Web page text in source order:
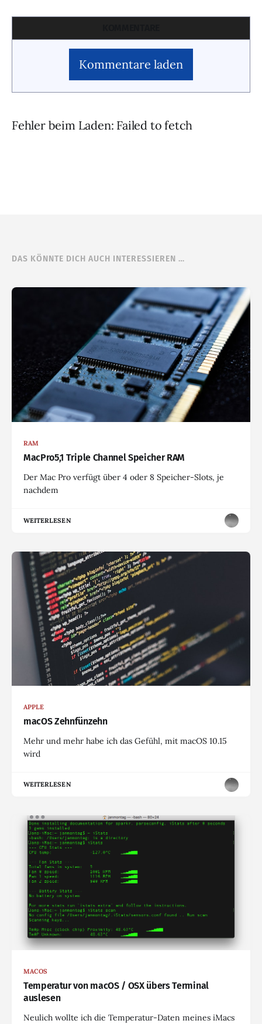
Kommentare laden
Fehler beim Laden: Failed to fetch
DAS KÖNNTE DICH AUCH INTERESSIEREN …
RAM
MacPro5,1 Triple Channel Speicher RAM
Der Mac Pro verfügt über 4 oder 8 Speicher-Slots, je
nachdem
WEITERLESEN
APPLE
macOS Zehnfünzehn
Mehr und mehr habe ich das Gefühl, mit macOS 10.15
wird
WEITERLESEN
MACOS
Temperatur von macOS / OSX übers Terminal
auslesen
Neulich wollte ich die Temperatur-Daten meines iMacs